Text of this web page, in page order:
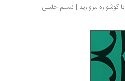
مروارید | نسیم خلیلی